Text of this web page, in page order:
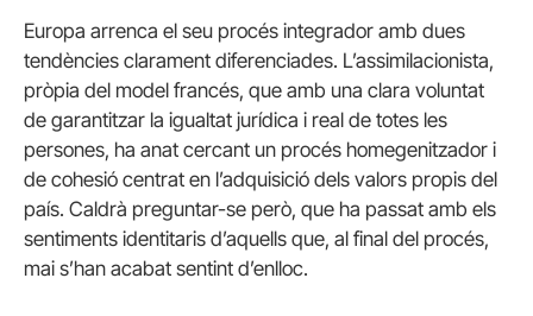
Europa arrenca el seu procés integrador amb dues
tendències clarament diferenciades. L’assimilacionista,
pròpia del model francés, que amb una clara voluntat
de garantitzar la igualtat jurídica i real de totes les
persones, ha anat cercant un procés homegenitzador i
de cohesió centrat en l’adquisició dels valors propis del
país. Caldrà preguntar-se però, que ha passat amb els
sentiments identitaris d’aquells que, al final del procés,
mai s’han acabat sentint d’enlloc.